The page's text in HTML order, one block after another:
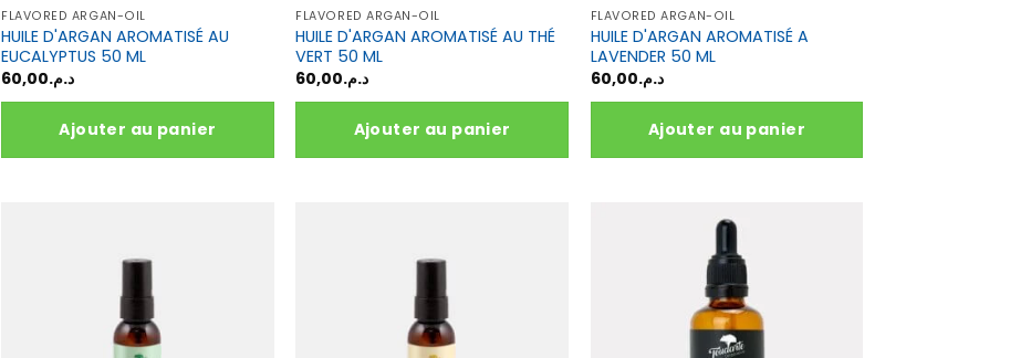
produit
produit
FLAVORED ARGAN-OIL
HUILE D'ARGAN AROMATISÉ AU
EUCALYPTUS 50 ML
د.م.60,00
Ajouter au panier
FLAVORED ARGAN-OIL
HUILE D'ARGAN AROMATISÉ AU THÉ
VERT 50 ML
د.م.60,00
Ajouter au panier
FLAVORED ARGAN-OIL
HUILE D'ARGAN AROMATISÉ A
LAVENDER 50 ML
د.م.60,00
Ajouter au panier